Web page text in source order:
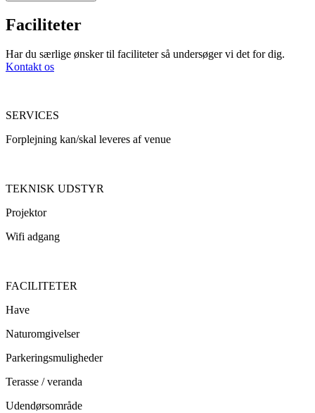
Faciliteter
Har du særlige ønsker til faciliteter så undersøger vi det for dig.
Kontakt os
SERVICES
Forplejning kan/skal leveres af venue
TEKNISK UDSTYR
Projektor
Wifi adgang
FACILITETER
Have
Naturomgivelser
Parkeringsmuligheder
Terasse / veranda
Udendørsområde